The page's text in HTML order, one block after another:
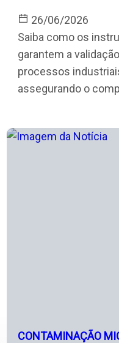
26/06/2026
Saiba como os
garantem a
processos
assegurando o
CONTAMINAÇÃO